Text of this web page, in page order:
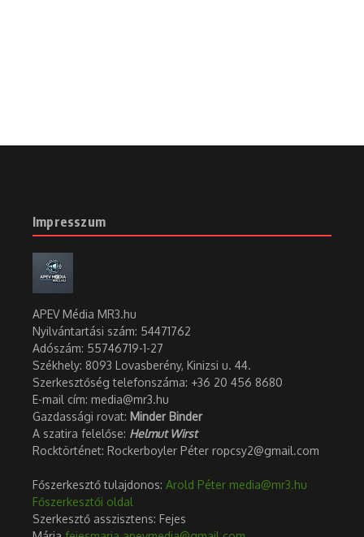
Impresszum
APEV Média MR3.hu
Nyilvántartási szám: 54471762
Adószám: 55746719-1-27
Székhely: 8093 Lovasberény, Kinizsi u. 44.
Szerkesztőség telefonszáma: +36 20 456 8680
E-mail cím: media@mr3.hu
Gazdassági rovat: Minder Binder
A szatira felelőse: Helmut Wirst
Rocktörténet: Rockerboyler Péter ropcsy2@gmail.com
Főszerkesztő tulajdonos: Arold Péter media@mr3.hu
Főszerkesztői oldal
Szerkesztő asszisztens: Fejes